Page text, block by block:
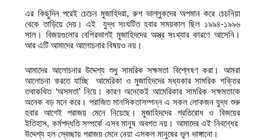
এর কিছুদিন পরেই চেচেন মুজাহিদরা, রুশ ভাল্লুকদের অপমান করে চেচনিয়া
থেকে তাড়িয়ে দেয়। এই যুদ্ধ সংঘটিত হবার সময়কাল ছিল ১৯৯৪-১৯৯৬
সাল। বিজয়গুলোর বেশিরভাগই মুজাহিদদের অস্ত্র সংখ্যার কারণে আসেনি।
আর এটি আমাদের আলোচনার বিষয়ও নয়।
আমাদের আলোচনার উদ্দেশ্য শুধু সামরিক সক্ষমতা বিশ্লেষণ করা। আমরা
আলোচনা করতে যাচ্ছি আমেরিকা ও মুজাহিদদের মধ্যকার সামরিক শক্তির
তথাকথিত ‘অসমতা’ নিয়ে। কারণ অনেকেই আমেরিকার সামরিক সক্ষমতাকে
অনেক বড় মনে করে। পরাজিত মানসিকতাসম্পন্ন এ সকল লোকজন যুদ্ধ শুরু
হবার আগেই পরাজয় মেনে নিয়েছে। মুজাহিদদের প্রতিরোধ ও বিজয়ের
ইতিহাস, কর্মপদ্ধতি সম্পর্কে এসব মানুষ অবগত নয়। আমাদের এই নিবন্ধের
উদ্দেশ্য হল স্বেচ্ছায় পরাজয় মেনে নেয়া এসকল মানুষের ভুল ভাঙ্গানো।